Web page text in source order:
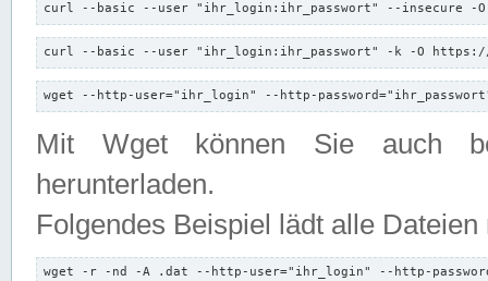
curl --basic --user "ihr_login:ihr_passwort" --insecure -
curl --basic --user "ihr_login:ihr_passwort" -k -O
wget --http-user="ihr_login" --http-
Mit Wget können Sie auch
herunterladen.
Folgendes Beispiel lädt alle
wget -r -nd -A .dat --http-user="ihr_login" --http-